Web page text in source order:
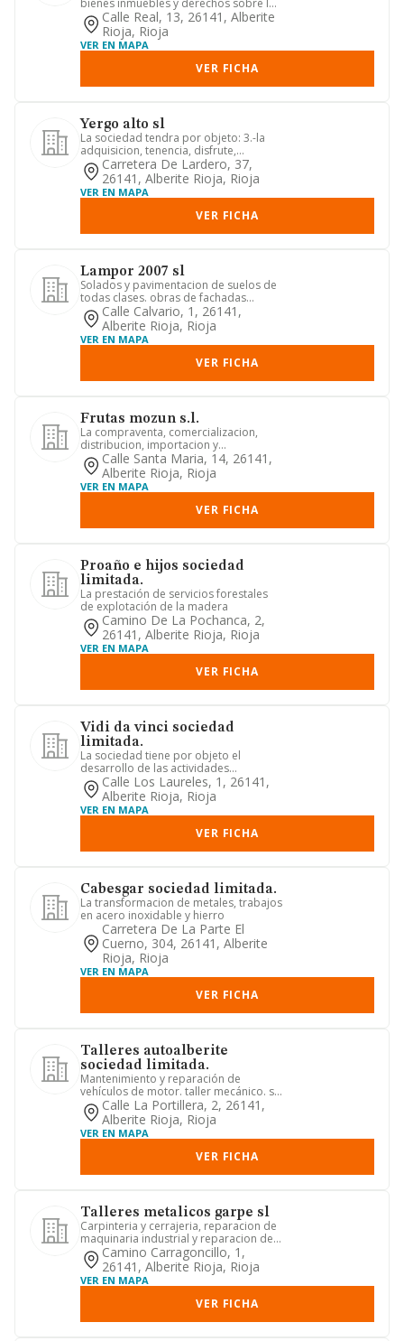
bienes inmuebles y derechos sobre los
mismos; urbanizacion y...
Calle Real, 13, 26141, Alberite
Rioja, Rioja
VER EN MAPA
VER FICHA
Yergo alto sl
La sociedad tendra por objeto: 3.-la
adquisicion, tenencia, disfrute,
administracion, cesion y enaj...
Carretera De Lardero, 37,
26141, Alberite Rioja, Rioja
VER EN MAPA
VER FICHA
Lampor 2007 sl
Solados y pavimentacion de suelos de
todas clases. obras de fachadas
ventiladas. la contratacion, s...
Calle Calvario, 1, 26141,
Alberite Rioja, Rioja
VER EN MAPA
VER FICHA
Frutas mozun s.l.
La compraventa, comercializacion,
distribucion, importacion y
exportacion, al por mayor y al por
me...
Calle Santa Maria, 14, 26141,
Alberite Rioja, Rioja
VER EN MAPA
VER FICHA
Proaño e hijos sociedad
limitada.
La prestación de servicios forestales
de explotación de la madera
Camino De La Pochanca, 2,
26141, Alberite Rioja, Rioja
VER EN MAPA
VER FICHA
Vidi da vinci sociedad
limitada.
La sociedad tiene por objeto el
desarrollo de las actividades
correspondientes a los siguientes
cód...
Calle Los Laureles, 1, 26141,
Alberite Rioja, Rioja
VER EN MAPA
VER FICHA
Cabesgar sociedad limitada.
La transformacion de metales, trabajos
en acero inoxidable y hierro
Carretera De La Parte El
Cuerno, 304, 26141, Alberite
Rioja, Rioja
VER EN MAPA
VER FICHA
Talleres autoalberite
sociedad limitada.
Mantenimiento y reparación de
vehículos de motor. taller mecánico. si
por la ley se exigiere para e...
Calle La Portillera, 2, 26141,
Alberite Rioja, Rioja
VER EN MAPA
VER FICHA
Talleres metalicos garpe sl
Carpinteria y cerrajeria, reparacion de
maquinaria industrial y reparacion de
vehiculos, automovile...
Camino Carragoncillo, 1,
26141, Alberite Rioja, Rioja
VER EN MAPA
VER FICHA